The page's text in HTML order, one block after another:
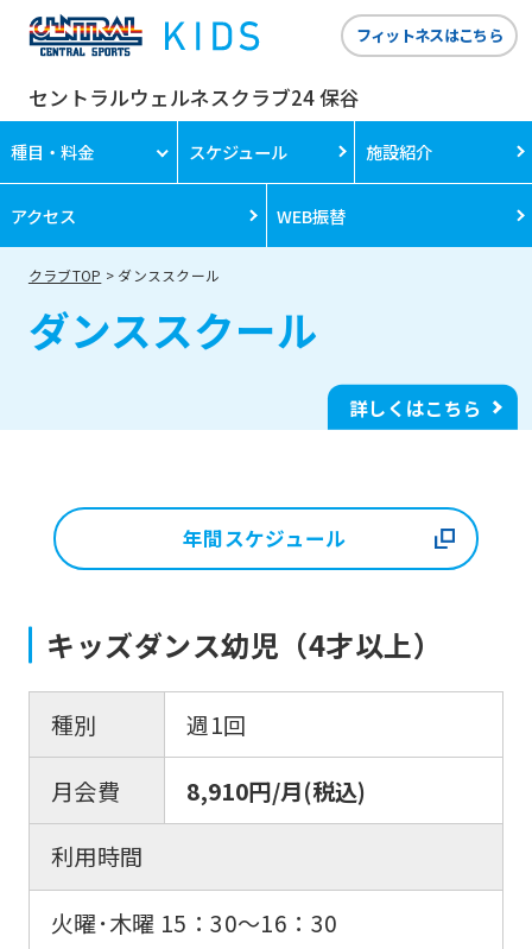
セントラルウェルネスクラブ24 保谷
フィットネスはこちら
種目・料金 スケジュール 施設紹介
アクセス WEB振替
クラブTOP ダンススクール
ダンススクール
詳しくはこちら
年間スケジュール
キッズダンス幼児（4才以上）
種別
週1回
月会費
8,910円/月(税込)
利用時間
火曜･木曜 15：30〜16：30